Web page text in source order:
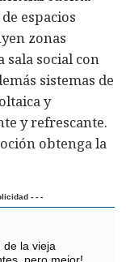
espacios
zonas
sala social con
sistemas de
y
y refrescante.
obtenga la
- - -
de la vieja
pero mejor!